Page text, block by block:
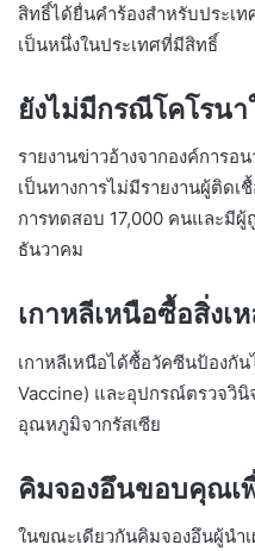
สิทธิ์ได้ยื่นคำร้องสำหรับประเ
เป็นหนึ่งในประเทศที่มีสิทธิ์
ยังไม่มีกรณีโคโรนา
รายงานข่าวอ้างจากองค์การอ
เป็นทางการไม่มีรายงานผู้ติดเ
การทดสอบ 17,000 คนและมี
ธันวาคม
เกาหลีเหนือซื้อสิ่งเ
เกาหลีเหนือได้ซื้อวัคซีนป้องกั
Vaccine) และอุปกรณ์ตรวจวินิ
อุณหภูมิจากรัสเซีย
คิมจองอึนขอบคุณเ
ในขณะเดียวกันคิมจองอึนผู้นำ